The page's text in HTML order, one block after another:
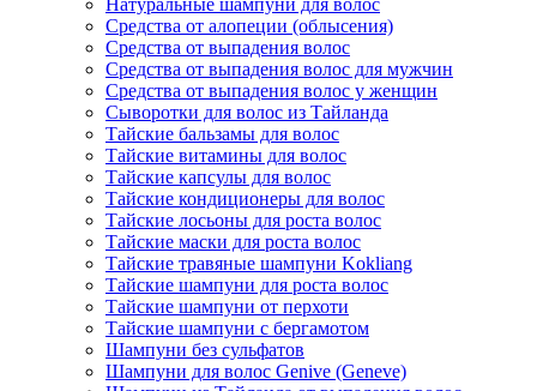
Натуральные шампуни для волос
Средства от алопеции (облысения)
Средства от выпадения волос
Средства от выпадения волос для мужчин
Средства от выпадения волос у женщин
Сыворотки для волос из Тайланда
Тайские бальзамы для волос
Тайские витамины для волос
Тайские капсулы для волос
Тайские кондиционеры для волос
Тайские лосьоны для роста волос
Тайские маски для роста волос
Тайские травяные шампуни Kokliang
Тайские шампуни для роста волос
Тайские шампуни от перхоти
Тайские шампуни с бергамотом
Шампуни без сульфатов
Шампуни для волос Genive (Geneve)